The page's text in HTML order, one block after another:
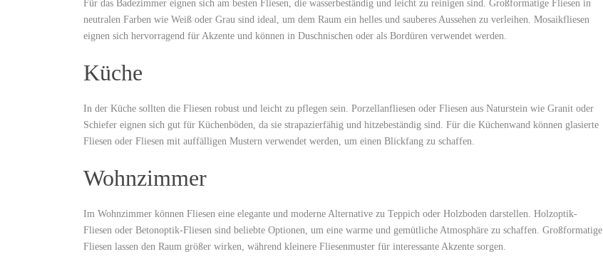
Für das Badezimmer eignen sich am besten Fliesen, die wasserbeständig und leicht zu reinigen sind. Großformatige Fliesen in
neutralen Farben wie Weiß oder Grau sind ideal, um dem Raum ein helles und sauberes Aussehen zu verleihen. Mosaikfliesen
eignen sich hervorragend für Akzente und können in Duschnischen oder als Bordüren verwendet werden.
Küche
In der Küche sollten die Fliesen robust und leicht zu pflegen sein. Porzellanfliesen oder Fliesen aus Naturstein wie Granit oder
Schiefer eignen sich gut für Küchenböden, da sie strapazierfähig und hitzebeständig sind. Für die Küchenwand können glasierte
Fliesen oder Fliesen mit auffälligen Mustern verwendet werden, um einen Blickfang zu schaffen.
Wohnzimmer
Im Wohnzimmer können Fliesen eine elegante und moderne Alternative zu Teppich oder Holzboden darstellen. Holzoptik-
Fliesen oder Betonoptik-Fliesen sind beliebte Optionen, um eine warme und gemütliche Atmosphäre zu schaffen. Großformatige
Fliesen lassen den Raum größer wirken, während kleinere Fliesenmuster für interessante Akzente sorgen.